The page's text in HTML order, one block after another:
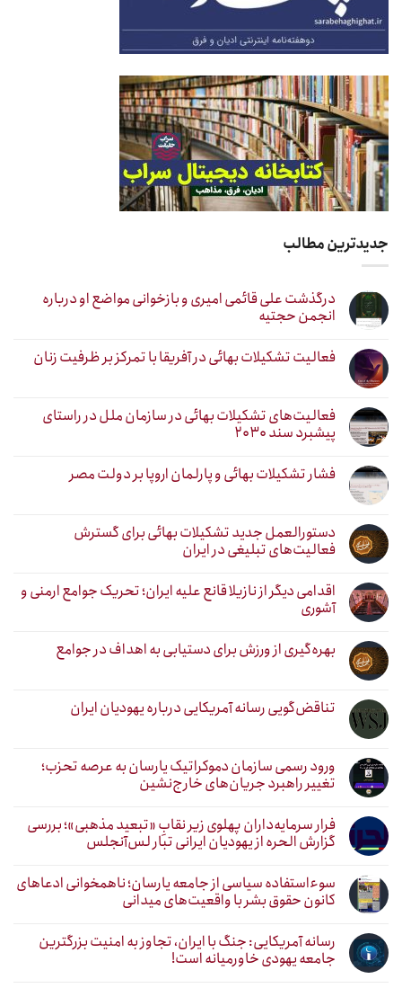
جدیدترین مطالب
درگذشت علی قائمی امیری و بازخوانی مواضع او درباره
انجمن حجتیه
فعالیت تشکیلات بهائی در آفریقا با تمرکز بر ظرفیت زنان
فعالیت‌های تشکیلات بهائی در سازمان ملل در راستای
پیشبرد سند ۲۰۳۰
فشار تشکیلات بهائی و پارلمان اروپا بر دولت مصر
دستورالعمل جدید تشکیلات بهائی برای گسترش
فعالیت‌های تبلیغی در ایران
اقدامی دیگر از نازیلا قانع علیه ایران؛ تحریک جوامع ارمنی و
آشوری
بهره‌گیری از ورزش برای دستیابی به اهداف در جوامع
تناقض‌گویی رسانه آمریکایی درباره یهودیان ایران
ورود رسمی سازمان دموکراتیک یارسان به عرصه تحزب؛
تغییر راهبرد جریان‌های خارج‌نشین
فرار سرمایه‌داران پهلوی زیر نقابِ «تبعید مذهبی»؛ بررسی
گزارش الحره از یهودیان ایرانی تبار لس‌آنجلس
سوءاستفاده سیاسی از جامعه یارسان؛ ناهمخوانی ادعاهای
کانون حقوق بشر با واقعیت‌های میدانی
رسانه آمریکایی: جنگ با ایران، تجاوز به امنیت بزرگترین
جامعه یهودی خاورمیانه است!